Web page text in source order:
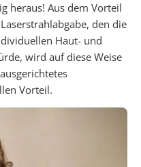
heraus! Aus dem Vorteil
den die
Haut- und
wird auf diese Weise
Vorteil.